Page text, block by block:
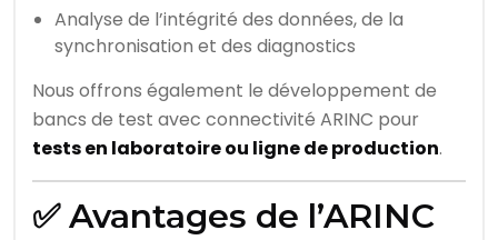
Analyse de l’intégrité des données, de la
synchronisation et des diagnostics
Nous offrons également le développement de
bancs de test avec connectivité ARINC pour
tests en laboratoire ou ligne de production.
✅ Avantages de l’ARINC